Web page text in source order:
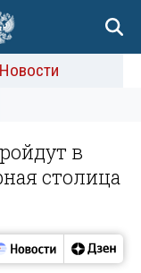
Новости
в
столица